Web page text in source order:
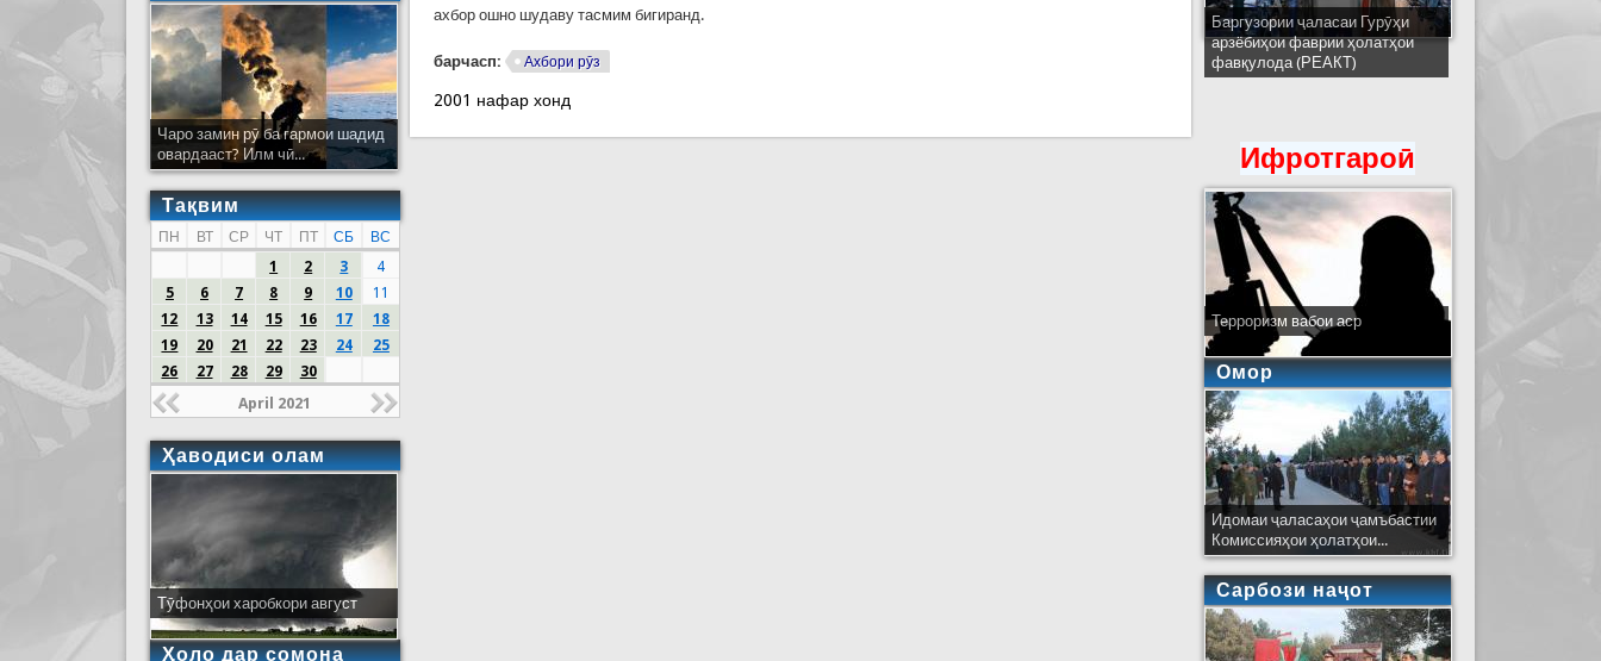
ахбор ошно шудаву тасмим бигиранд.
барчасп: Ахбори рӯз
2001 нафар хонд
Чаро замин рӯ ба гармои шадид
овардааст? Илм чӣ...
Тақвим
ПН ВТ СР ЧТ ПТ СБ
ВС
1
2 3
4
5
6 7 8 9 10
11
12
13 14 15 16 17
18
19
20 21 22 23 24
25
26
27 28 29 30
April 2021
Ҳаводиси олам
Тӯфонҳои харобкори август
Ҳоло дар сомона
Баргузории ҷаласаи Гурӯҳи
арзёбиҳои фаврии ҳолатҳои
фавқулода (РЕАКТ)
Ширкати ҳайати Тоҷикистон дар
ҷаласаи идораҳои наҷоти
кишварҳои узви СҲШ дар
шаҳри Деҳлӣ
Ифротгароӣ
Терроризм вабои аср
Омор
Идомаи ҷаласаҳои ҷамъбастии
Комиссияҳои ҳолатҳои...
Сарбози наҷот